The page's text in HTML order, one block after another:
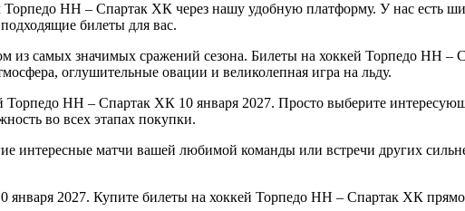
Торпедо НН – Спартак ХК через нашу удобную платформу. У нас есть
билеты для вас.
самых значимых сражений сезона. Билеты на хоккей Торпедо НН –
оглушительные овации и великолепная игра на льду.
НН – Спартак ХК 10 января 2027. Просто выберите
во всех этапах покупки.
интересные матчи вашей любимой команды или встречи других
2027. Купите билеты на хоккей Торпедо НН – Спартак ХК